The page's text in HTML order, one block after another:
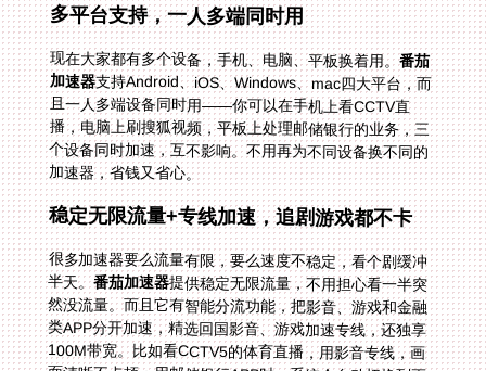
多平台支持，一人多端同时用
现在大家都有多个设备，手机、电脑、平板换着用。番茄
加速器支持Android、iOS、Windows、mac四大平台，而
且一人多端设备同时用——你可以在手机上看CCTV直
播，电脑上刷搜狐视频，平板上处理邮储银行的业务，三
个设备同时加速，互不影响。不用再为不同设备换不同的
加速器，省钱又省心。
稳定无限流量+专线加速，追剧游戏都不卡
很多加速器要么流量有限，要么速度不稳定，看个剧缓冲
半天。番茄加速器提供稳定无限流量，不用担心看一半突
然没流量。而且它有智能分流功能，把影音、游戏和金融
类APP分开加速，精选回国影音、游戏加速专线，还独享
100M带宽。比如看CCTV5的体育直播，用影音专线，画
面清晰不卡顿；用邮储银行APP时，系统会自动切换到更